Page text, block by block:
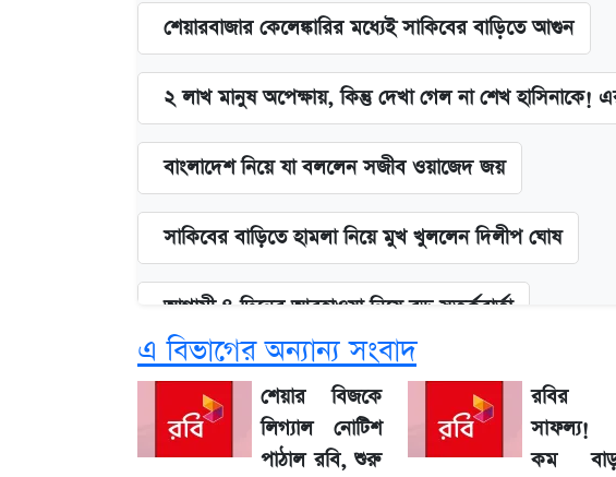
শেয়ারবাজার কেলেঙ্কারির মধ্যেই সাকিবের বাড়িতে আগুন
২ লাখ মানুষ অপেক্ষায়, কিন্তু দেখা গেল না শেখ হাসিনাকে!
বাংলাদেশ নিয়ে যা বললেন সজীব ওয়াজেদ জয়
সাকিবের বাড়িতে হামলা নিয়ে মুখ খুললেন দিলীপ ঘোষ
আগামী ৪ দিনের আবহাওয়া নিয়ে বড় সতর্কবার্তা
লিটনকে নিয়ে টিম ম্যানেজমেন্টের নতুন পরিকল্পনা
আগামীকালই স্পষ্ট হবে এসএসসি ফল প্রকাশের তারিখ
এ বিভাগের অন্যান্য সংবাদ
শেয়ার বিজকে
লিগ্যাল নোটিশ
পাঠাল রবি, শুরু
রবির
কম